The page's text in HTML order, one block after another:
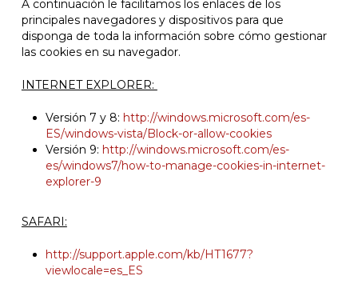
A continuación le facilitamos los enlaces de los
principales navegadores y dispositivos para que
disponga de toda la información sobre cómo gestionar
las cookies en su navegador.
INTERNET EXPLORER:
Versión 7 y 8: http://windows.microsoft.com/es-
ES/windows-vista/Block-or-allow-cookies
Versión 9: http://windows.microsoft.com/es-
es/windows7/how-to-manage-cookies-in-internet-
explorer-9
SAFARI:
http://support.apple.com/kb/HT1677?
viewlocale=es_ES